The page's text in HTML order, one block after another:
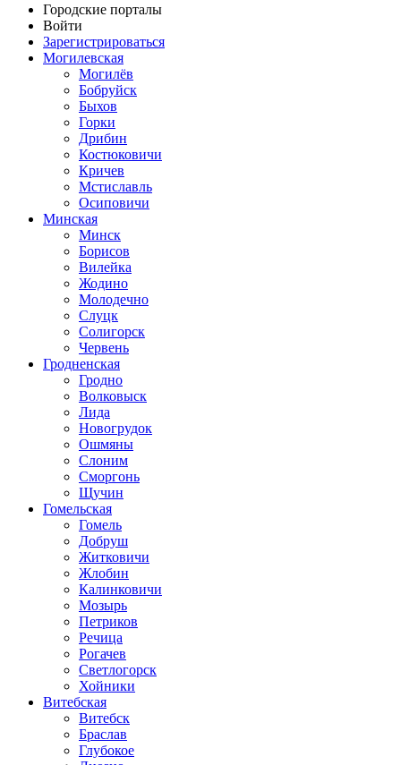
Городские порталы
Войти
Зарегистрироваться
Могилевская
Могилёв
Бобруйск
Быхов
Горки
Дрибин
Костюковичи
Кричев
Мстиславль
Осиповичи
Минская
Минск
Борисов
Вилейка
Жодино
Молодечно
Слуцк
Солигорск
Червень
Гродненская
Гродно
Волковыск
Лида
Новогрудок
Ошмяны
Слоним
Сморгонь
Щучин
Гомельская
Гомель
Добруш
Житковичи
Жлобин
Калинковичи
Мозырь
Петриков
Речица
Рогачев
Светлогорск
Хойники
Витебская
Витебск
Браслав
Глубокое